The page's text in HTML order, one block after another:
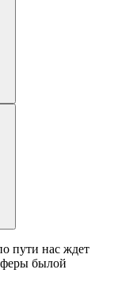
пути нас ждет
былой